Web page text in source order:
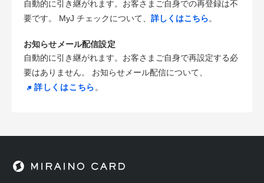
自動的に引き継がれます。お客さまご自身での再登録は不
要です。 MyJ チェックについて、 詳しくはこちら。
お知らせメール配信設定
自動的に引き継がれます。お客さまご自身で再設定する必
要はありません。 お知らせメール配信について、
詳しくはこちら。